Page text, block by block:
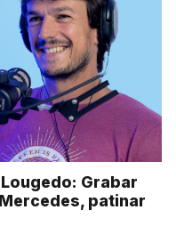
Lougedo: Grabar
patinar